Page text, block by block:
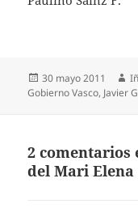
Publicado
el
30 mayo 2011
Gobierno Vasco, Javier
2 comentarios
del Mari Elena